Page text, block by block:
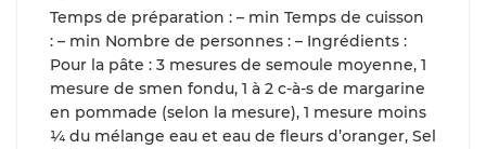
Temps de préparation : – min Temps de cuisson
: – min Nombre de personnes : – Ingrédients :
Pour la pâte : 3 mesures de semoule moyenne, 1
mesure de smen fondu, 1 à 2 c-à-s de margarine
en pommade (selon la mesure), 1 mesure moins
¼ du mélange eau et eau de fleurs d’oranger, Sel